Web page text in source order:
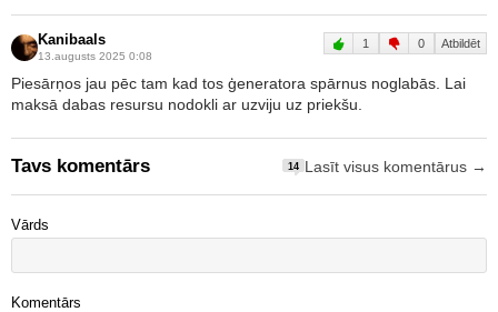
Kanibaals
13.augusts 2025 0:08
1 0 Atbildēt
Piesārņos jau pēc tam kad tos ģeneratora spārnus noglabās. Lai
maksā dabas resursu nodokli ar uzviju uz priekšu.
Tavs komentārs 14 Lasīt visus komentārus →
Vārds
Komentārs